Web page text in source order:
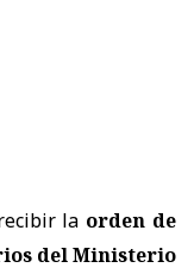
la orden de
del Ministerio